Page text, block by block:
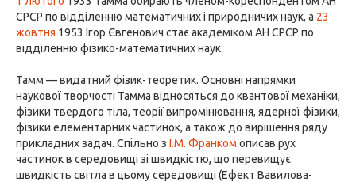
СРСР по відділенню математичних і природничих наук, а 23
жовтня 1953 Ігор Євгенович стає академіком АН СРСР по
відділенню фізико-математичних наук.
Тамм — видатний фізик-теоретик. Основні напрямки
наукової творчості Тамма відносяться до квантової механіки,
фізики твердого тіла, теорії випромінювання, ядерної фізики,
фізики елементарних частинок, а також до вирішення ряду
прикладних задач. Спільно з І.М. Франком описав рух
частинок в середовищі зі швидкістю, що перевищує
швидкість світла в цьому середовищі (Ефект Вавилова-